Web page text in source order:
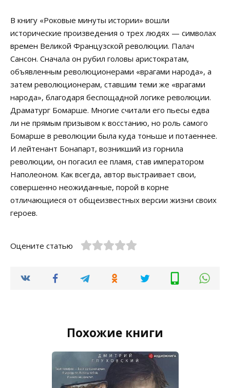
В книгу «Роковые минуты истории» вошли
исторические произведения о трех людях — символах
времен Великой Французской революции. Палач
Сансон. Сначала он рубил головы аристократам,
объявленным революционерами «врагами народа», а
затем революционерам, ставшим теми же «врагами
народа», благодаря беспощадной логике революции.
Драматург Бомарше. Многие считали его пьесы едва
ли не прямым призывом к восстанию, но роль самого
Бомарше в революции была куда тоньше и потаеннее.
И лейтенант Бонапарт, возникший из горнила
революции, он погасил ее пламя, став императором
Наполеоном. Как всегда, автор выстраивает свои,
совершенно неожиданные, порой в корне
отличающиеся от общеизвестных версии жизни своих
героев.
Оцените статью
Похожие книги